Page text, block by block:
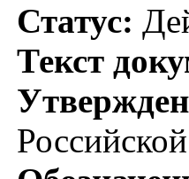
Статус:
Текст